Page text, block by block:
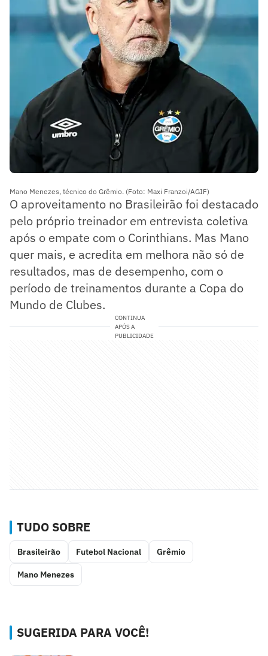
Mano Menezes, técnico do Grêmio. (Foto: Maxi Franzoi/AGIF)
O aproveitamento no Brasileirão foi destacado
pelo próprio treinador em entrevista coletiva
após o empate com o Corinthians. Mas Mano
quer mais, e acredita em melhora não só de
resultados, mas de desempenho, com o
período de treinamentos durante a Copa do
Mundo de Clubes.
CONTINUA
APÓS A
PUBLICIDADE
TUDO SOBRE
Brasileirão Futebol Nacional Grêmio
Mano Menezes
SUGERIDA PARA VOCÊ!